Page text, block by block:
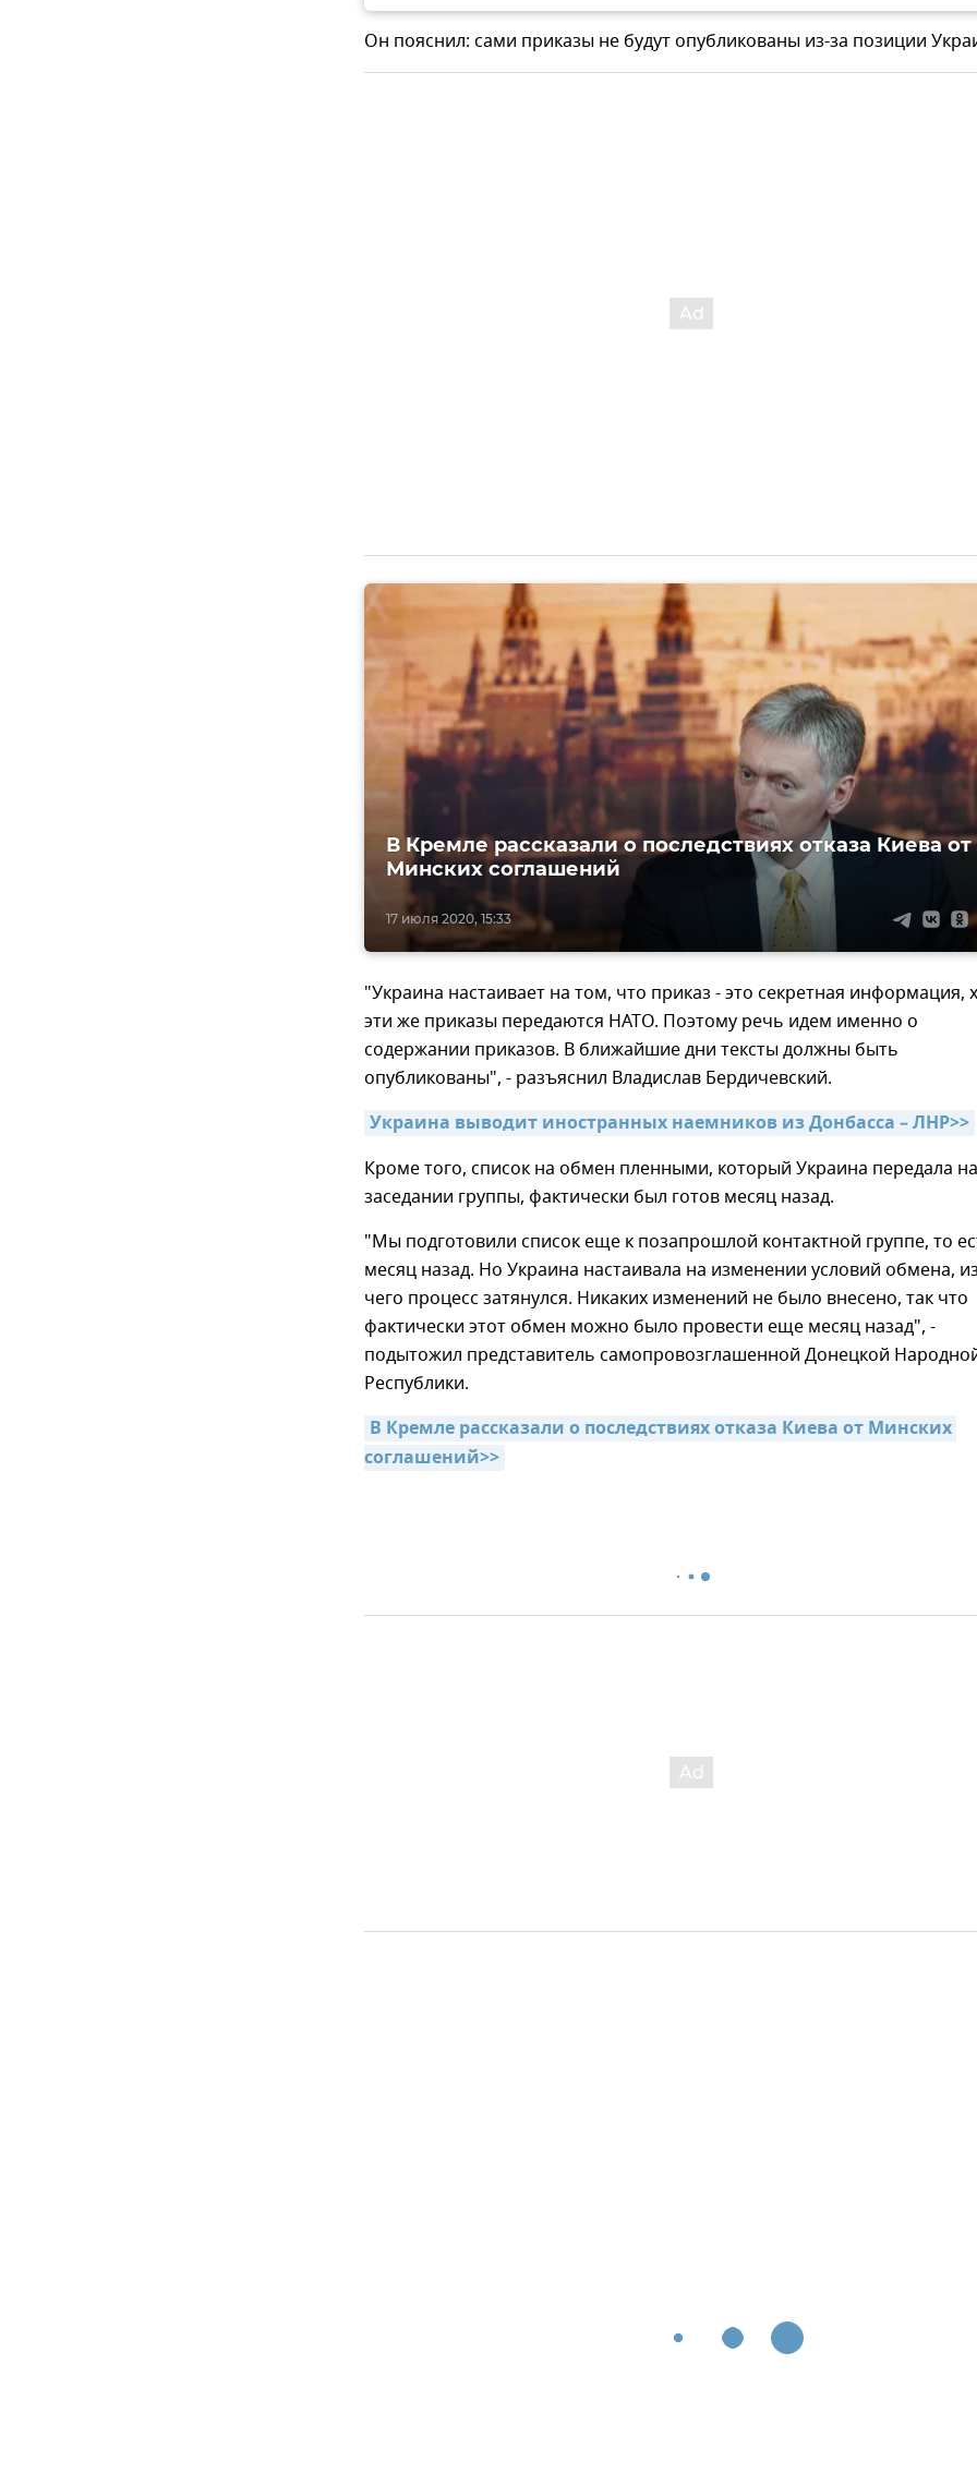
Он пояснил: сами приказы не будут опубликованы из-за позиции
17 июля 2020, 15:33
В Кремле рассказали о последствиях отказа Киева от
Минских соглашений
"Украина настаивает на том, что приказ - это секретная информация,
эти же приказы передаются НАТО. Поэтому речь идем именно о
содержании приказов. В ближайшие дни тексты должны быть
опубликованы", - разъяснил Владислав Бердичевский.
Украина выводит иностранных наемников из Донбасса – ЛНР>>
Кроме того, список на обмен пленными, который Украина передала на
заседании группы, фактически был готов месяц назад.
"Мы подготовили список еще к позапрошлой контактной группе, то
месяц назад. Но Украина настаивала на изменении условий обмена,
чего процесс затянулся. Никаких изменений не было внесено, так что
фактически этот обмен можно было провести еще месяц назад", -
подытожил представитель самопровозглашенной Донецкой
Республики.
В Кремле рассказали о последствиях отказа Киева от Минских
соглашений>>